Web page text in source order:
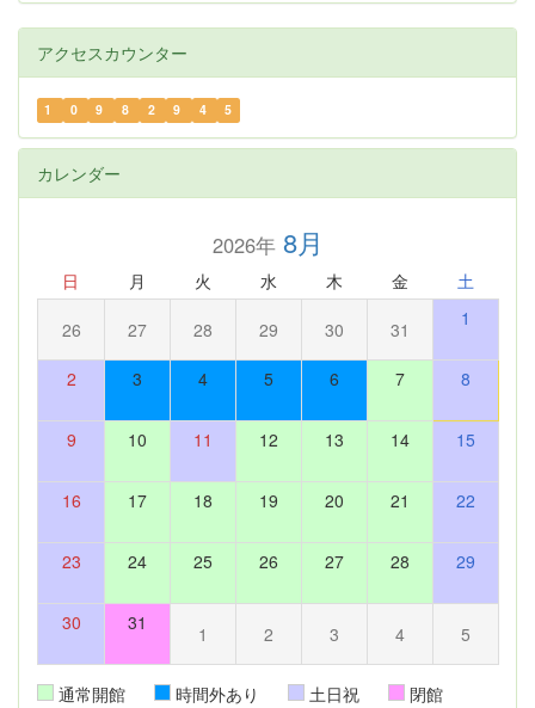
アクセスカウンター
1 0 9 8 2 9 4 5
カレンダー
2026年8月
日 月 火 水 木 金 土
26 27 28 29 30 31 1
2 3 4 5 6 7 8
9 10 11 12 13 14 15
16 17 18 19 20 21 22
23 24 25 26 27 28 29
30 31 1 2 3 4 5
通常開館 時間外あり 土日祝 閉館